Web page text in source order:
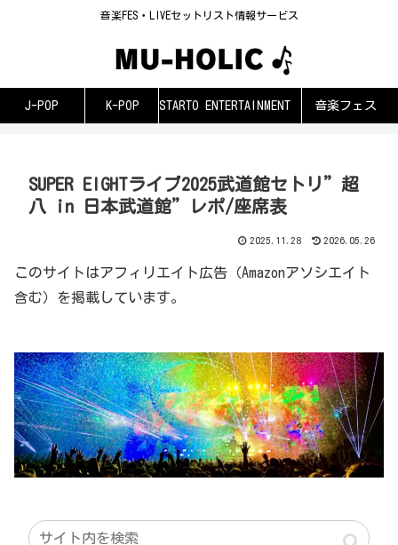
音楽FES・LIVEセットリスト情報サービス
J-POP K-POP STARTO ENTERTAINMENT 音楽フェス
SUPER EIGHTライブ2025武道館セトリ”超
八 in 日本武道館”レポ/座席表
2025.11.28 2026.05.26
このサイトはアフィリエイト広告（Amazonアソシエイト
含む）を掲載しています。